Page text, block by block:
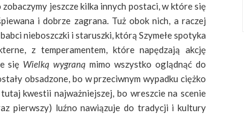
jeszcze kilka innych postaci, w które się
i dobrze zagrana. Tuż obok nich, a raczej
nieboszczki i staruszki, którą Szymełe spotyka
z temperamentem, które napędzają akcję
się Wielką wygraną mimo wszystko oglądnąć do
obsadzone, bo w przeciwnym wypadku ciężko
kwestii najważniejszej, bo wreszcie na scenie
pierwszy) luźno nawiązuje do tradycji i kultury